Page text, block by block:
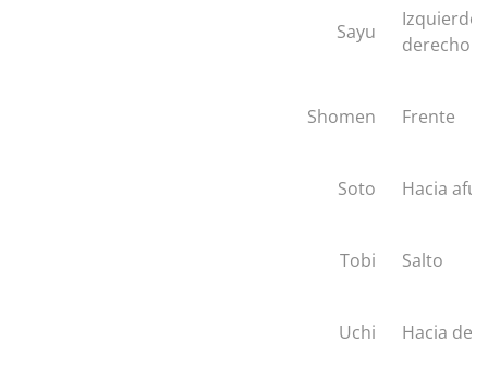
Sayu
Izquierdo
derecho
Shomen Frente
Soto Hacia
Tobi Salto
Uchi Hacia